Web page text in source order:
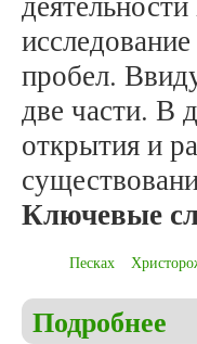
пробел.
две части. В
открытия и
Ключевые
Песках
Подробнее